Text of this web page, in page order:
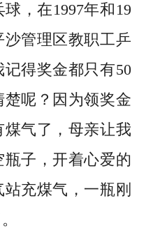
，在1997年和19
沙管理区教职工乒
得奖金都只有50
呢？因为领奖金
煤气了，母亲让我
子，开着心爱的
充煤气，一瓶刚